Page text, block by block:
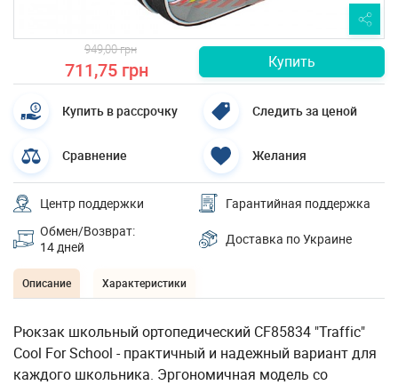
711,75 грн
949,00 грн
Купить
Купить в рассрочку Следить за ценой
Сравнение Желания
Центр поддержки
Гарантийная поддержка
Обмен/Возврат:
14 дней
Доставка по Украине
Описание Характеристики
Рюкзак школьный ортопедический CF85834 "Traffic"
Cool For School - практичный и надежный вариант для
каждого школьника. Эргономичная модель со